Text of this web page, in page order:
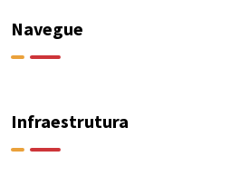
Navegue
Infraestrutura